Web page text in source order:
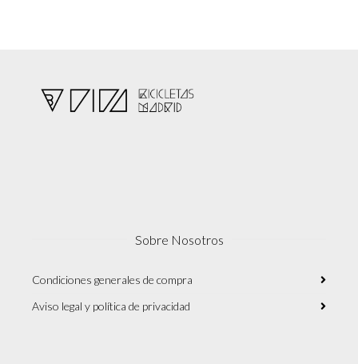
producto
Sobre Nosotros
Condiciones generales de compra
Aviso legal y política de privacidad